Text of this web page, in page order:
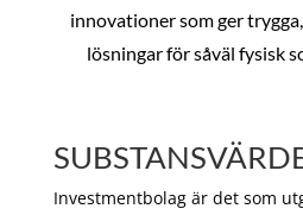
innovationer som ger
lösningar för såväl fysisk
Investmentbolag är det som